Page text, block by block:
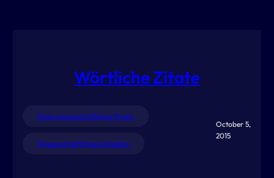
Wörtliche Zitate
Gute wissenschaftliche Praxis
Wissenschaftliches Arbeiten
October 5,
2015